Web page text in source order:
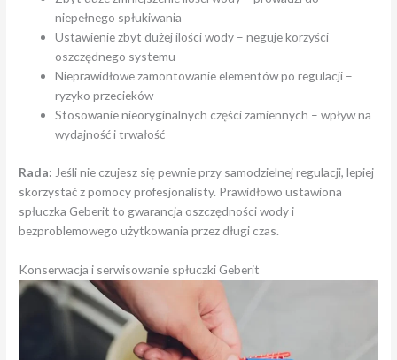
niepełnego spłukiwania
Ustawienie zbyt dużej ilości wody – neguje korzyści
oszczędnego systemu
Nieprawidłowe zamontowanie elementów po regulacji –
ryzyko przecieków
Stosowanie nieoryginalnych części zamiennych – wpływ na
wydajność i trwałość
Rada: Jeśli nie czujesz się pewnie przy samodzielnej regulacji, lepiej
skorzystać z pomocy profesjonalisty. Prawidłowo ustawiona
spłuczka Geberit to gwarancja oszczędności wody i
bezproblemowego użytkowania przez długi czas.
Konserwacja i serwisowanie spłuczki Geberit